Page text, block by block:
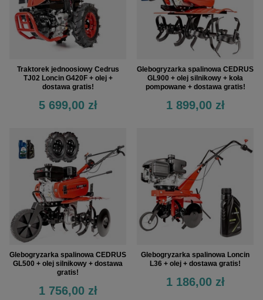
Traktorek jednoosiowy Cedrus
TJ02 Loncin G420F + olej +
dostawa gratis!
5 699,00 zł
Glebogryzarka spalinowa CEDRUS
GL900 + olej silnikowy + koła
pompowane + dostawa gratis!
1 899,00 zł
Glebogryzarka spalinowa CEDRUS
GL500 + olej silnikowy + dostawa
gratis!
1 756,00 zł
Glebogryzarka spalinowa Loncin
L36 + olej + dostawa gratis!
1 186,00 zł